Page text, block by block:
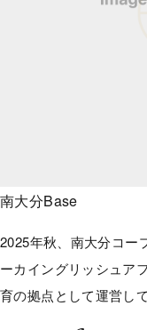
南大分Base
2025年秋、南大分コー
ーカイングリッシュア
育の拠点として運営し